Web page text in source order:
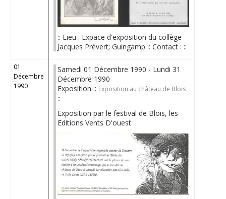
:: Lieu : Expace d'exposition du collège
Jacques Prévert; Guingamp :: Contact : ::
01
Décembre
1990
Samedi 01 Décembre 1990 - Lundi 31
Décembre 1990
Exposition :: Exposition au château de Blois
::
Exposition par le festival de Blois, les
Editions Vents D'ouest